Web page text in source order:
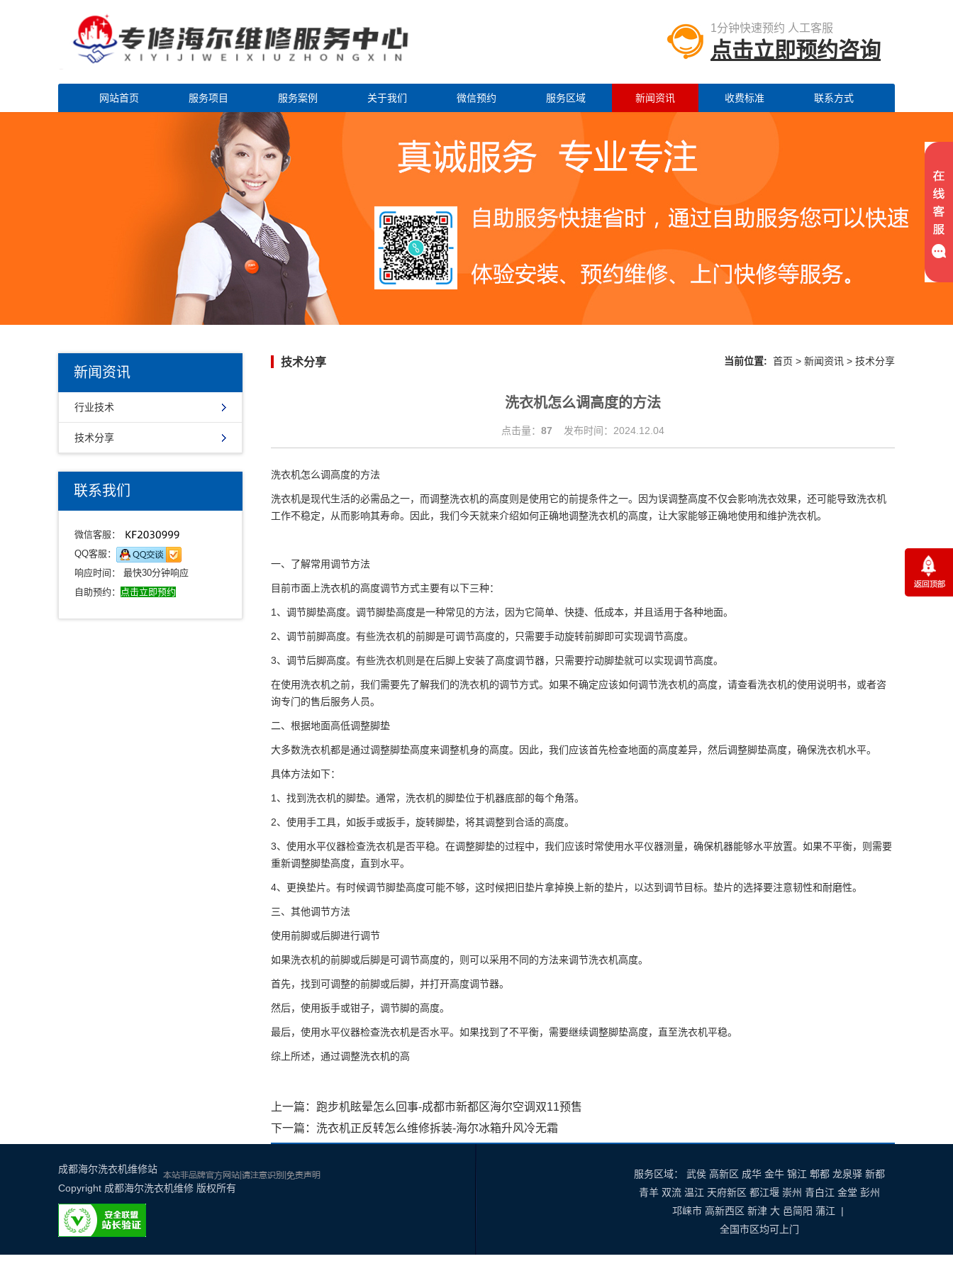
1分钟快速预约 人工客服
点击立即预约咨询
网站首页 服务项目 服务案例 关于我们 微信预约 服务区域 新闻资讯 收费标准 联系方式
新闻资讯
行业技术
技术分享
联系我们
微信客服：
QQ客服：
响应时间： 最快30分钟响应
自助预约： 点击立即预约
技术分享 当前位置: 首页 > 新闻资讯 > 技术分享
洗衣机怎么调高度的方法
点击量： 87 发布时间：2024.12.04
洗衣机怎么调高度的方法
洗衣机是现代生活的必需品之一，而调整洗衣机的高度则是使用它的前提条件之一。因为误调整高度不仅会影响洗衣效果，还可能导致洗衣机
工作不稳定，从而影响其寿命。因此，我们今天就来介绍如何正确地调整洗衣机的高度，让大家能够正确地使用和维护洗衣机。
一、了解常用调节方法
目前市面上洗衣机的高度调节方式主要有以下三种：
1、调节脚垫高度。调节脚垫高度是一种常见的方法，因为它简单、快捷、低成本，并且适用于各种地面。
2、调节前脚高度。有些洗衣机的前脚是可调节高度的，只需要手动旋转前脚即可实现调节高度。
3、调节后脚高度。有些洗衣机则是在后脚上安装了高度调节器，只需要拧动脚垫就可以实现调节高度。
在使用洗衣机之前，我们需要先了解我们的洗衣机的调节方式。如果不确定应该如何调节洗衣机的高度，请查看洗衣机的使用说明书，或者咨
询专门的售后服务人员。
二、根据地面高低调整脚垫
大多数洗衣机都是通过调整脚垫高度来调整机身的高度。因此，我们应该首先检查地面的高度差异，然后调整脚垫高度，确保洗衣机水平。
具体方法如下：
1、找到洗衣机的脚垫。通常，洗衣机的脚垫位于机器底部的每个角落。
2、使用手工具，如扳手或扳手，旋转脚垫，将其调整到合适的高度。
3、使用水平仪器检查洗衣机是否平稳。在调整脚垫的过程中，我们应该时常使用水平仪器测量，确保机器能够水平放置。如果不平衡，则需要
重新调整脚垫高度，直到水平。
4、更换垫片。有时候调节脚垫高度可能不够，这时候把旧垫片拿掉换上新的垫片，以达到调节目标。垫片的选择要注意韧性和耐磨性。
三、其他调节方法
使用前脚或后脚进行调节
如果洗衣机的前脚或后脚是可调节高度的，则可以采用不同的方法来调节洗衣机高度。
首先，找到可调整的前脚或后脚，并打开高度调节器。
然后，使用扳手或钳子，调节脚的高度。
最后，使用水平仪器检查洗衣机是否水平。如果找到了不平衡，需要继续调整脚垫高度，直至洗衣机平稳。
综上所述，通过调整洗衣机的高
上一篇： 跑步机眩晕怎么回事-成都市新都区海尔空调双11预售
下一篇： 洗衣机正反转怎么维修拆装-海尔冰箱升风冷无霜
成都海尔洗衣机维修站
Copyright 成都海尔洗衣机维修 版权所有
服务区域： 武侯 高新区 成华 金牛 锦江 郫都 龙泉驿 新都
青羊 双流 温江 天府新区 都江堰 崇州 青白江 金堂 彭州
邛崃市 高新西区 新津 大 邑简阳 蒲江 |
全国市区均可上门